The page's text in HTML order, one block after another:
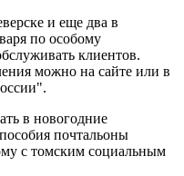
и еще два в
по особому
клиентов.
можно на сайте или в
в новогодние
почтальоны
с томским социальным